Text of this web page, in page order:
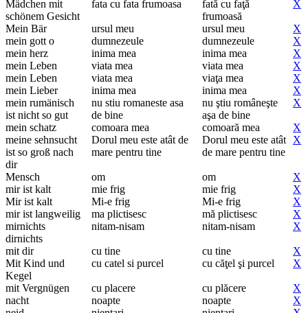
Mädchen mit
schönem Gesicht
fata cu fata frumoasa
fată cu faţă
frumoasă
X
Mein Bär ursul meu ursul meu
X
mein gott o
dumnezeule dumnezeule
X
mein herz
inima mea inima mea
X
mein Leben
viata mea viata mea
X
mein Leben
viata mea viaţa mea
X
mein Lieber
inima mea inima mea
X
mein rumänisch
ist nicht so gut
nu stiu romaneste asa
de bine
nu ştiu româneşte
aşa de bine
X
mein schatz comoara mea comoară mea
X
meine sehnsucht
ist so groß nach
dir
Dorul meu este atât de
mare pentru tine
Dorul meu este atât
de mare pentru tine
X
Mensch om om
X
mir ist kalt
mie frig mie frig
X
Mir ist kalt
Mi-e frig Mi-e frig
X
mir ist langweilig
ma plictisesc mă plictisesc
X
mirnichts
dirnichts
nitam-nisam nitam-nisam X
mit dir cu tine cu tine
X
Mit Kind und
Kegel
cu catel si purcel cu căţel şi purcel X
mit Vergnügen cu placere cu plăcere
X
nacht
noapte noapte
X